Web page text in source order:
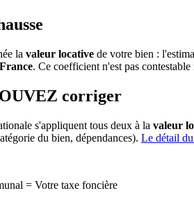
la valeur locative de votre bien :
. Ce coefficient n'est pas contestable
corriger
s'appliquent tous deux à la valeur
du bien, dépendances). Le détail
= Votre taxe foncière